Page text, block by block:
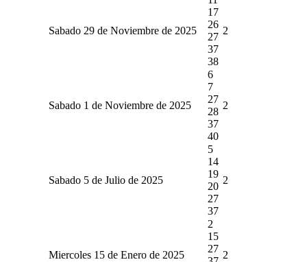
Sabado 29 de Noviembre de 2025
17
26
27
37
38
2
Sabado 1 de Noviembre de 2025
6
7
27
28
37
40
2
Sabado 5 de Julio de 2025
5
14
19
20
27
37
2
Miercoles 15 de Enero de 2025
2
15
27
2